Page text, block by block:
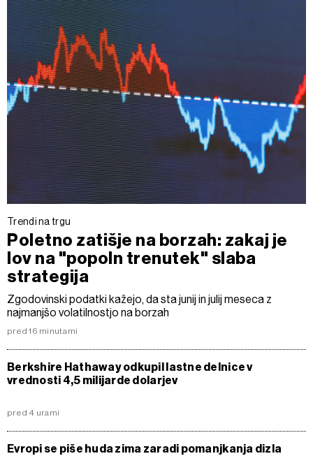
Trendi na trgu
Poletno zatišje na borzah: zakaj je
lov na "popoln trenutek" slaba
strategija
Zgodovinski podatki kažejo, da sta junij in julij meseca z
najmanjšo volatilnostjo na borzah
pred 16 minutami
Berkshire Hathaway odkupil lastne delnice v
vrednosti 4,5 milijarde dolarjev
pred 4 urami
Evropi se piše huda zima zaradi pomanjkanja dizla